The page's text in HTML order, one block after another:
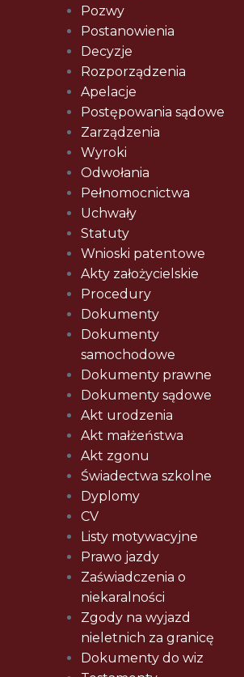
Pozwy
Postanowienia
Decyzje
Rozporządzenia
Apelacje
Postępowania sądowe
Zarządzenia
Wyroki
Odwołania
Pełnomocnictwa
Uchwały
Statuty
Wnioski patentowe
Akty założycielskie
Procedury
Dokumenty
Dokumenty
samochodowe
Dokumenty prawne
Dokumenty sądowe
Akt urodzenia
Akt małżeństwa
Akt zgonu
Świadectwa szkolne
Dyplomy
CV
Listy motywacyjne
Prawo jazdy
Zaświadczenia o
niekaralności
Zgody na wyjazd
nieletnich za granicę
Dokumenty do wiz